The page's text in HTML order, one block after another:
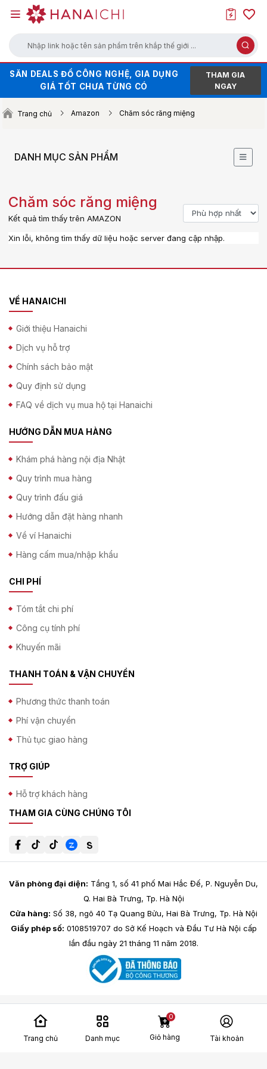
Nhập link hoặc tên sản phẩm trên khắp thế giới ...
HÀNG HOT XẢ KHO - GIÁ SALE CHẠM
ĐÁY
SĂN DEALS ĐỒ CÔNG NGHỆ, GIA DỤNG
GIÁ TỐT CHƯA TỪNG CÓ
THAM GIA
NGAY
SĂN VOUCHER UP TO 100K KHI ORDER
TRÊN WEB (NHẤN ĐỂ LẤY MÃ)
Trang chủ Amazon Chăm sóc răng miệng
DANH MỤC SẢN PHẨM
Chăm sóc răng miệng
Kết quả tìm thấy trên AMAZON
Xin lỗi, không tìm thấy dữ liệu hoặc server đang cập nhập.
VỀ HANAICHI
Giới thiệu Hanaichi
Dịch vụ hỗ trợ
Chính sách bảo mật
Quy định sử dụng
FAQ về dịch vụ mua hộ tại Hanaichi
HƯỚNG DẪN MUA HÀNG
Khám phá hàng nội địa Nhật
Quy trình mua hàng
Quy trình đấu giá
Hướng dẫn đặt hàng nhanh
Về ví Hanaichi
Hàng cấm mua/nhập khẩu
CHI PHÍ
Tóm tắt chi phí
Công cụ tính phí
Khuyến mãi
THANH TOÁN & VẬN CHUYỂN
Phương thức thanh toán
Phí vận chuyển
Thủ tục giao hàng
TRỢ GIÚP
Hỗ trợ khách hàng
THAM GIA CÙNG CHÚNG TÔI
Văn phòng đại diện: Tầng 1, số 41 phố Mai Hắc Đế, P. Nguyễn Du,
Q. Hai Bà Trưng, Tp. Hà Nội
Cửa hàng: Số 38, ngõ 40 Tạ Quang Bửu, Hai Bà Trưng, Tp. Hà Nội
Giấy phép số: 0108519707 do Sở Kế Hoạch và Đầu Tư Hà Nội cấp
lần đầu ngày 21 tháng 11 năm 2018.
Trang chủ Danh mục Giỏ hàng
0
Tài khoản